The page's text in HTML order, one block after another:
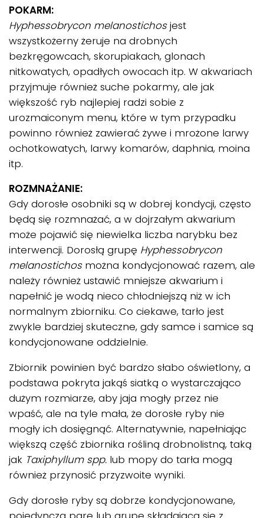
POKARM:
Hyphessobrycon melanostichosjest
wszystkożerny żeruje na drobnych
bezkręgowcach, skorupiakach, glonach
nitkowatych, opadłych owocach itp. W akwariach
przyjmuje również suche pokarmy, ale jak
większość ryb najlepiej radzi sobie z
urozmaiconym menu, które w tym przypadku
powinno również zawierać żywe i mrożone larwy
ochotkowatych, larwy komarów, daphnia, moina
itp.
ROZMNAŻANIE:
Gdy dorosłe osobniki są w dobrej kondycji, często
będą się rozmnażać, a w dojrzałym akwarium
może pojawić się niewielka liczba narybku bez
interwencji. Dorosłą grupę Hyphessobrycon
melanostichosmożna kondycjonować razem, ale
należy również ustawić mniejsze akwarium i
napełnić je wodą nieco chłodniejszą niż w ich
normalnym zbiorniku. Co ciekawe, tarło jest
zwykle bardziej skuteczne, gdy samce i samice są
kondycjonowane oddzielnie.
Zbiornik powinien być bardzo słabo oświetlony, a
podstawa pokryta jakąś siatką o wystarczająco
dużym rozmiarze, aby jaja mogły przez nie
wpaść, ale na tyle mała, że dorosłe ryby nie
mogły ich dosięgnąć. Alternatywnie, napełniając
większą część zbiornika rośliną drobnolistną, taką
jak Taxiphyllum spp. lub mopy do tarła mogą
również przynosić przyzwoite wyniki.
Gdy dorosłe ryby są dobrze kondycjonowane,